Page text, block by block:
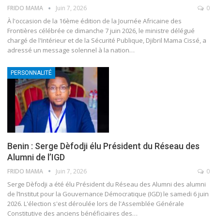
FRIDO MAMA Juin 7, 2026 0
À l'occasion de la 16ème édition de la Journée Africaine des
Frontières célébrée ce dimanche 7 juin 2026, le ministre délégué
chargé de l'Intérieur et de la Sécurité Publique, Djibril Mama Cissé, a
adressé un message solennel à la nation…
PERSONNALITÉ
Benin : Serge Dèfodji élu Président du Réseau des
Alumni de l’IGD
FRIDO MAMA Juin 7, 2026 0
Serge Dèfodji a été élu Président du Réseau des Alumni des alumni
de l’Institut pour la Gouvernance Démocratique (IGD) le samedi 6 juin
2026. L'élection s'est déroulée lors de l'Assemblée Générale
Constitutive des anciens bénéficiaires des…